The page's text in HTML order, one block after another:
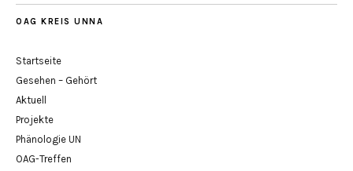
OAG KREIS UNNA
Startseite
Gesehen – Gehört
Aktuell
Projekte
Phänologie UN
OAG-Treffen